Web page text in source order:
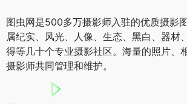
图虫网是500多万摄影师入驻的优质摄影
属纪实、风光、人像、生态、黑白、器材
得等几十个专业摄影社区。海量的照片、
摄影师共同管理和维护。